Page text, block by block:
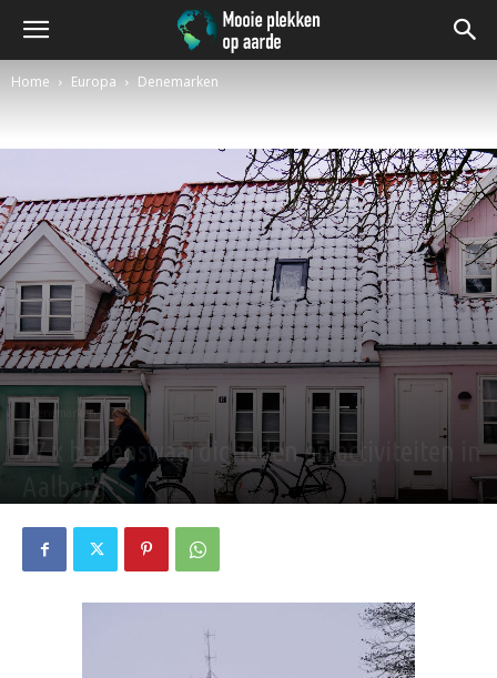
Home Europa Denemarken
Denemarken
27 x bezienswaardigheden en activiteiten in
Aalborg